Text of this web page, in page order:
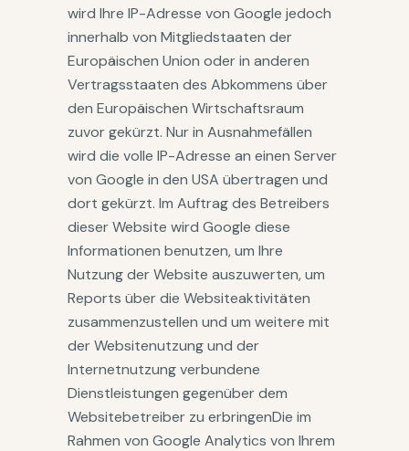
wird Ihre IP-Adresse von Google jedoch
innerhalb von Mitgliedstaaten der
Europäischen Union oder in anderen
Vertragsstaaten des Abkommens über
den Europäischen Wirtschaftsraum
zuvor gekürzt. Nur in Ausnahmefällen
wird die volle IP-Adresse an einen Server
von Google in den USA übertragen und
dort gekürzt. Im Auftrag des Betreibers
dieser Website wird Google diese
Informationen benutzen, um Ihre
Nutzung der Website auszuwerten, um
Reports über die Websiteaktivitäten
zusammenzustellen und um weitere mit
der Websitenutzung und der
Internetnutzung verbundene
Dienstleistungen gegenüber dem
Websitebetreiber zu erbringenDie im
Rahmen von Google Analytics von Ihrem